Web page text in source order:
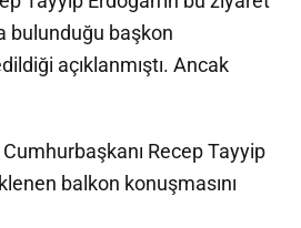
bulunduğu başkon
açıklanmıştı. Ancak
Recep Tayyip
balkon konuşmasını